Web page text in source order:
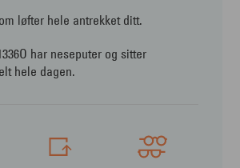
løfter hele antrekket ditt.
har neseputer og sitter
hele dagen.